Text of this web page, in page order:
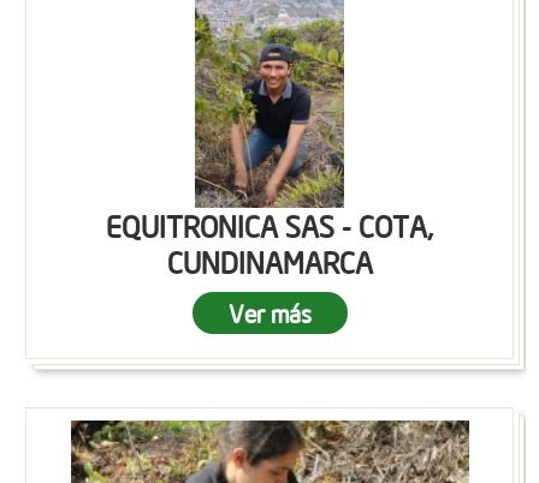
EQUITRONICA SAS - COTA,
CUNDINAMARCA
Ver más